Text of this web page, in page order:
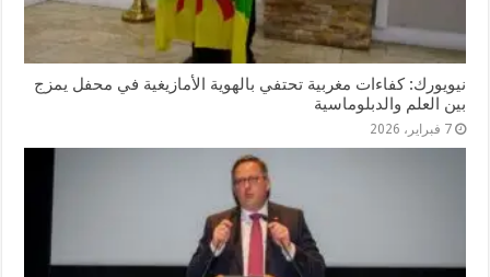
نيويورك: كفاءات مغربية تحتفي بالهوية الأمازيغية في محفل يمزج
بين العلم والدبلوماسية
7 فبراير، 2026